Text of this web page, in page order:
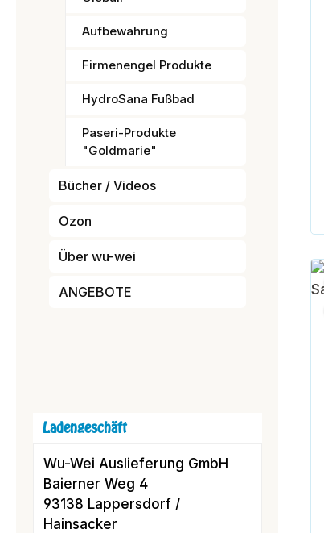
Aufbewahrung
Firmenengel Produkte
HydroSana Fußbad
Paseri-Produkte
"Goldmarie"
Bücher / Videos
Ozon
Über wu-wei
ANGEBOTE
Ladengeschäft
Wu-Wei Auslieferung GmbH
Baierner Weg 4
93138 Lappersdorf /
Hainsacker